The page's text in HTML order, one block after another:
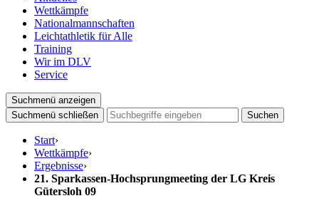
Wettkämpfe
Nationalmannschaften
Leichtathletik für Alle
Training
Wir im DLV
Service
Suchmenü anzeigen
Suchmenü schließen
Suchen
Start›
Wettkämpfe›
Ergebnisse›
21. Sparkassen-Hochsprungmeeting der LG Kreis
Gütersloh 09